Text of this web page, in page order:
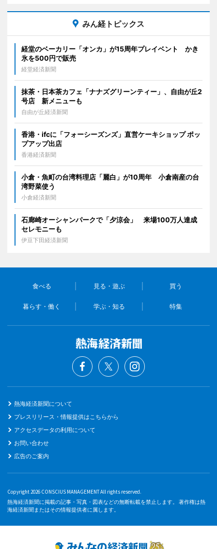
みん経トピックス
経堂のベーカリー「オンカ」が15周年プレイベント かき
氷を500円で販売
経堂経済新聞
抹茶・日本茶カフェ「ナナズグリーンティー」、自由が丘2
号店 新メニューも
自由が丘経済新聞
香港・ifcに「フォーシーズンズ」直営ケーキショップ ポッ
プアップ出店
香港経済新聞
小倉・魚町の台湾料理店「麗白」が10周年 小倉南産の台
湾野菜使う
小倉経済新聞
石廊崎オーシャンパークで「夕涼会」 来場100万人達成
セレモニーも
伊豆下田経済新聞
食べる 見る・遊ぶ 買う
暮らす・働く 学ぶ・知る 特集
熱海経済新聞について
プレスリリース・情報提供はこちらから
アクセスデータの利用について
お問い合わせ
広告のご案内
Copyright 2026 CONSCIUS MANAGEMENT All rights reserved.
熱海経済新聞に掲載の記事・写真・図表などの無断転載を禁止します。 著作権は熱
海経済新聞またはその情報提供者に属します。